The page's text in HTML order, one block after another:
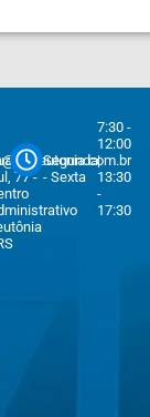
Um
77 -
Segunda
- Sexta
7:30 -
12:00
|
13:30
-
17:30